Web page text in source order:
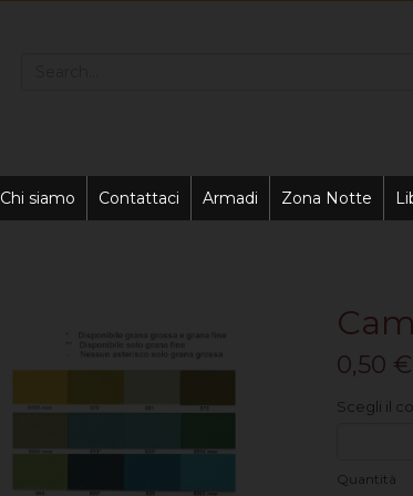
Chi siamo Contattaci Armadi Zona Notte
0,50 €
Scegli il
Quantità